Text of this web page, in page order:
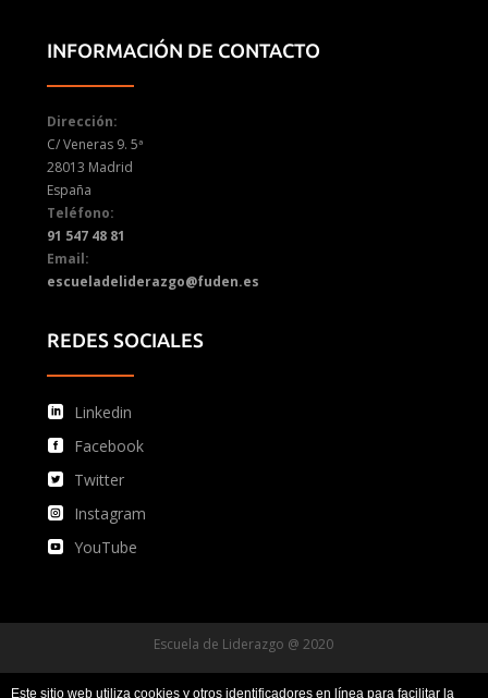
Este sitio web utiliza cookies y otros identificadores en línea para facilitar la
INFORMACIÓN DE CONTACTO
Dirección:
C/ Veneras 9. 5ª
28013 Madrid
España
Teléfono:
91 547 48 81
Email:
escueladeliderazgo@fuden.es
REDES SOCIALES
Linkedin
Facebook
Twitter
Instagram
YouTube
Escuela de Liderazgo @ 2020